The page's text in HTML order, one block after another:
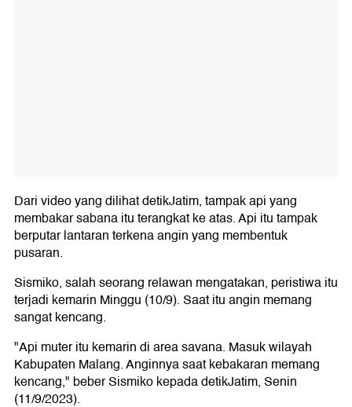
Dari video yang dilihat detikJatim, tampak api yang
membakar sabana itu terangkat ke atas. Api itu tampak
berputar lantaran terkena angin yang membentuk
pusaran.
Sismiko, salah seorang relawan mengatakan, peristiwa itu
terjadi kemarin Minggu (10/9). Saat itu angin memang
sangat kencang.
"Api muter itu kemarin di area savana. Masuk wilayah
Kabupaten Malang. Anginnya saat kebakaran memang
kencang," beber Sismiko kepada detikJatim, Senin
(11/9/2023).